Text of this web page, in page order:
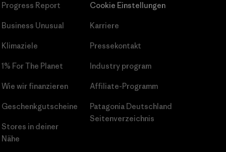
Progress Report
Business Unusual
Klimaziele
1% For The Planet
Wie wir finanzieren
Geschenkgutscheine
Stores in deiner
Nähe
Cookie Einstellungen
Karriere
Pressekontakt
Industry program
Affiliate-Programm
Patagonia Deutschland
Seitenverzeichnis